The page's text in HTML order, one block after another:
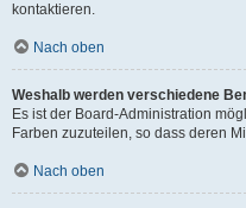
kontaktieren.
Nach oben
Weshalb werden verschiedene
Es ist der Board-Administration
Farben zuzuteilen, so dass deren
Nach oben